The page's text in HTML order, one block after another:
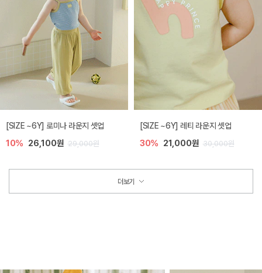
[SIZE ~6Y] 로미나 라운지 셋업
10% 26,100원 29,000원
[SIZE ~6Y] 레티 라운지 셋업
30% 21,000원 30,000원
더보기